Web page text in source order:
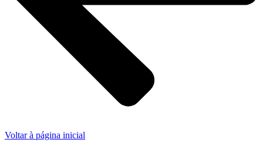
Voltar à página inicial